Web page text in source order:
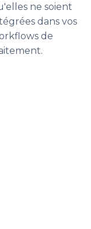
ne soient
dans vos
de